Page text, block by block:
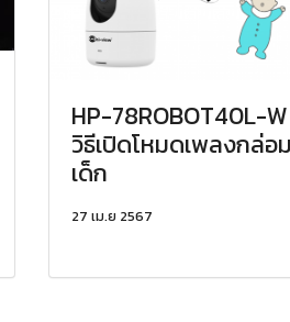
HP-78ROBOT40L-W
วิธีเปิดโหมดเพลงกล่อม
เด็ก
27 เม.ย 2567